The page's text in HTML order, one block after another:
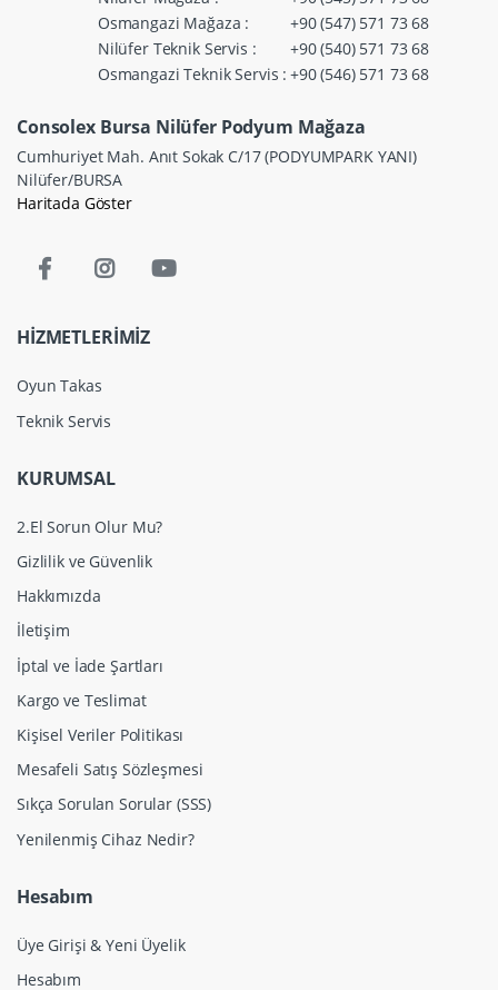
Osmangazi Mağaza :
+90 (547) 571 73 68
Nilüfer Teknik Servis :
+90 (540) 571 73 68
Osmangazi Teknik Servis : +90 (546) 571 73 68
Consolex Bursa Nilüfer Podyum Mağaza
Cumhuriyet Mah. Anıt Sokak C/17 (PODYUMPARK YANI)
Nilüfer/BURSA
Haritada Göster
HİZMETLERİMİZ
Oyun Takas
Teknik Servis
KURUMSAL
2.El Sorun Olur Mu?
Gizlilik ve Güvenlik
Hakkımızda
İletişim
İptal ve İade Şartları
Kargo ve Teslimat
Kişisel Veriler Politikası
Mesafeli Satış Sözleşmesi
Sıkça Sorulan Sorular (SSS)
Yenilenmiş Cihaz Nedir?
Hesabım
Üye Girişi & Yeni Üyelik
Hesabım